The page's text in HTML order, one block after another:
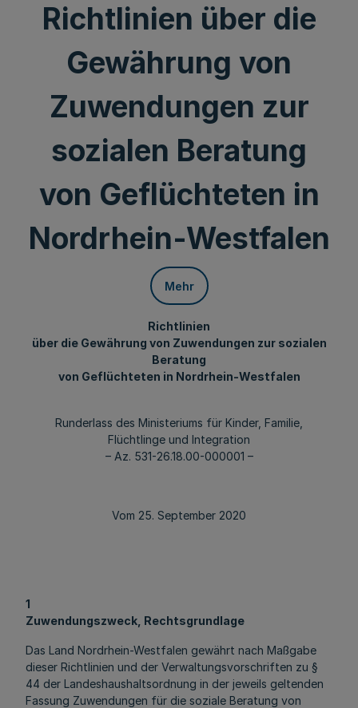
Richtlinien über die
Gewährung von
Zuwendungen zur
sozialen Beratung
von Geflüchteten in
Nordrhein-Westfalen
Mehr
Richtlinien
über die Gewährung von Zuwendungen zur sozialen
Beratung
von Geflüchteten in Nordrhein-Westfalen
Runderlass des Ministeriums für Kinder, Familie,
Flüchtlinge und Integration
– Az. 531-26.18.00-000001 –
Vom 25. September 2020
1
Zuwendungszweck, Rechtsgrundlage
Das Land Nordrhein-Westfalen gewährt nach Maßgabe
dieser Richtlinien und der Verwaltungsvorschriften zu §
44 der Landeshaushaltsordnung in der jeweils geltenden
Fassung Zuwendungen für die soziale Beratung von